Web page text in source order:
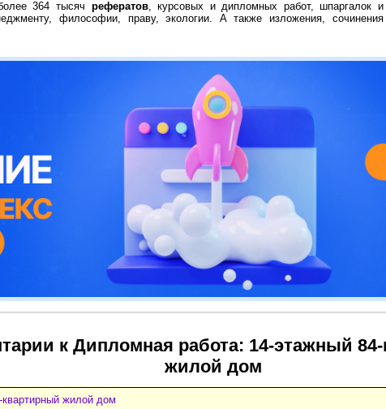
364 тысяч рефератов, курсовых и дипломных работ, шпаргалок
философии, праву, экологии. А также изложения,
к Дипломная работа: 14-этажный
жилой дом
жилой дом